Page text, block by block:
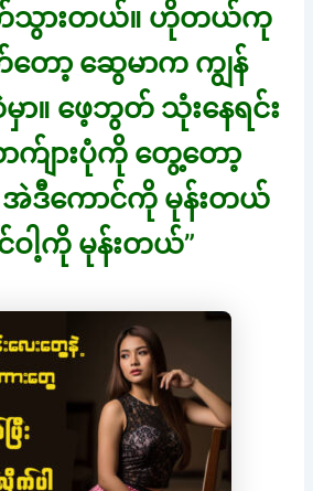
သွားတယ်။ ဟိုတယ်ကု
တော့ ဆွေမာက ကျွန်
ာ။ ဖေ့ဘွတ် သုံးနေရင်း
က်ျားပုံကို တွေ့တော့
အဲဒီကောင်ကို မုန်းတယ်
ဝါ့ကို မုန်းတယ်”